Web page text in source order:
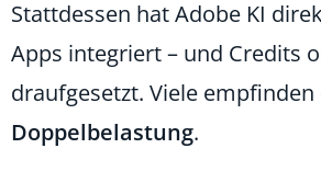
Stattdessen hat Adobe KI
Apps integriert – und Credits
draufgesetzt. Viele empfinden
Doppelbelastung.